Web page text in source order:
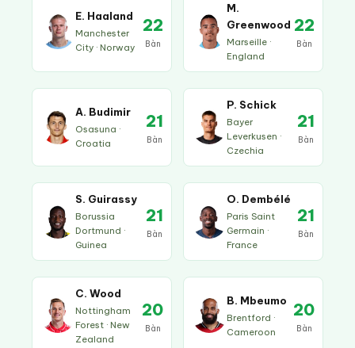
E. Haaland
Manchester
City · Norway
22
Bàn
M.
Greenwood
Marseille ·
England
22
Bàn
A. Budimir
Osasuna ·
Croatia
21
Bàn
P. Schick
Bayer
Leverkusen ·
Czechia
21
Bàn
S. Guirassy
Borussia
Dortmund ·
Guinea
21
Bàn
O. Dembélé
Paris Saint
Germain ·
France
21
Bàn
C. Wood
Nottingham
Forest · New
Zealand
20
Bàn
B. Mbeumo
Brentford ·
Cameroon
20
Bàn